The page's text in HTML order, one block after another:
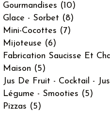
Gourmandises (10)
Glace - Sorbet (8)
Mini-Cocottes (7)
Mijoteuse (6)
Fabrication Saucisse Et
Maison (5)
Jus De Fruit - Cocktail -
Légume - Smooties (5)
Pizzas (5)